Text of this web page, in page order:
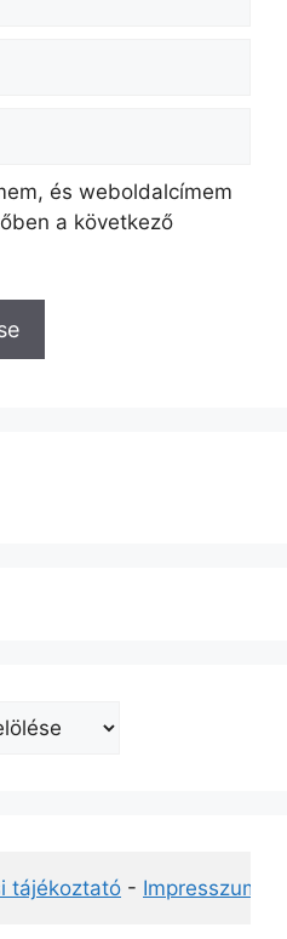
és weboldalcímem
a következő
tájékoztató - Impresszum